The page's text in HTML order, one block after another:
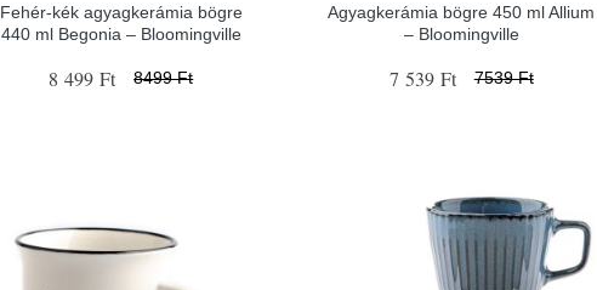
Fehér-kék agyagkerámia bögre
440 ml Begonia – Bloomingville
8 499 Ft 8499 Ft
Agyagkerámia bögre 450 ml Allium
– Bloomingville
7 539 Ft 7539 Ft